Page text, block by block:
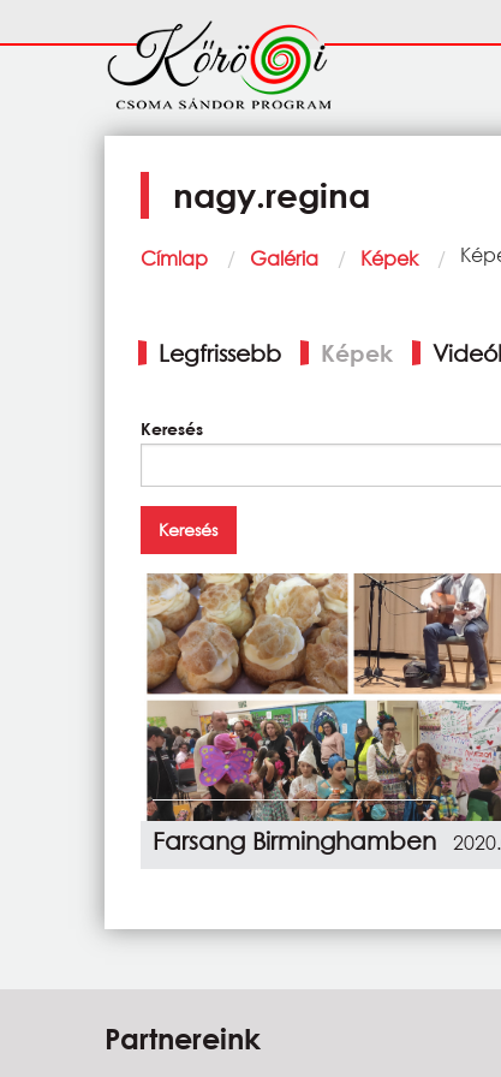
Fő
navigáció
nagy.regina
Morzsa
Címlap Galéria Képek
fülek
Legfrissebb Képek
Keresés
Farsang Birminghamben
Partnereink